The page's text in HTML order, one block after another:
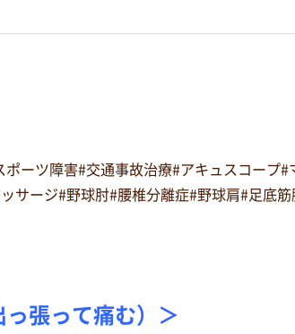
ーツ障害#交通事故治療#アキュスコープ
サージ#野球肘#腰椎分離症#野球肩#足底
張って痛む）＞